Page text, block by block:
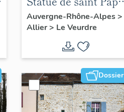
dite statue de saint
Léon
Auvergne-Rhône-Alpes>
Allier> Le Veurdre
Dossier